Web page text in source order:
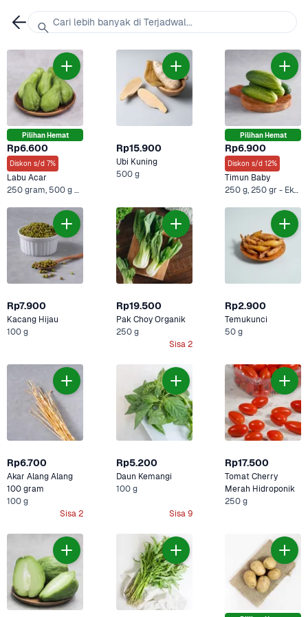
Pilihan Hemat
Rp6.600
Diskon s/d 7%
Labu Acar
250 gram, 500 g +1 Lainnya
Rp15.900
Ubi Kuning
500 g
Pilihan Hemat
Rp6.900
Diskon s/d 12%
Timun Baby
250 g, 250 gr - Ekonomis +2 Lainnya
Rp7.900
Kacang Hijau
100 g
Rp19.500
Pak Choy Organik
250 g
Sisa 2
Rp2.900
Temukunci
50 g
Rp6.700
Akar Alang Alang
100 gram
100 g
Sisa 2
Rp5.200
Daun Kemangi
100 g
Sisa 9
Rp17.500
Tomat Cherry
Merah Hidroponik
250 g
Cari lebih banyak di Terjadwal...